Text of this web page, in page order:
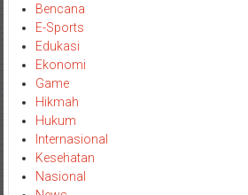
Bencana
E-Sports
Edukasi
Ekonomi
Game
Hikmah
Hukum
Internasional
Kesehatan
Nasional